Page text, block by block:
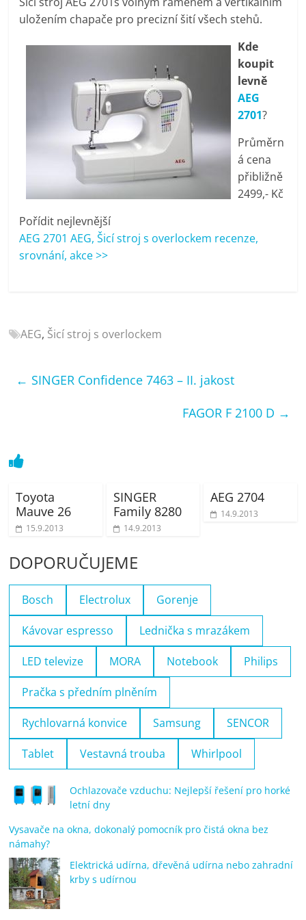
pračky,
televize,
notebooky,
mobilní
telefony,
kávovary,
bazény
Elektro
pračky,
kávovary,
uložením chapače pro precizní šití všech stehů.
Kde
koupit
levně
AEG
2701?
Průměrn
á cena
přibližně
2499,- Kč
Pořídit nejlevnější
AEG 2701 AEG, Šicí stroj s overlockem recenze,
srovnání, akce >>
AEG, Šicí stroj s overlockem
← SINGER Confidence 7463 – II. jakost
FAGOR F 2100 D →
Toyota
Mauve 26
15.9.2013
SINGER
Family 8280
14.9.2013
AEG 2704
14.9.2013
DOPORUČUJEME
Bosch Electrolux Gorenje
Kávovar espresso Lednička s mrazákem
LED televize MORA Notebook Philips
Pračka s předním plněním
Rychlovarná konvice Samsung SENCOR
Tablet Vestavná trouba Whirlpool
Ochlazovače vzduchu: Nejlepší řešení pro horké
letní dny
Vysavače na okna, dokonalý pomocník pro čistá okna bez
námahy?
Elektrická udírna, dřevěná udírna nebo zahradní
krby s udírnou